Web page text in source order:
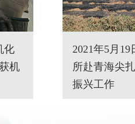
化
机
2021年5月
所赴青海尖
振兴工作